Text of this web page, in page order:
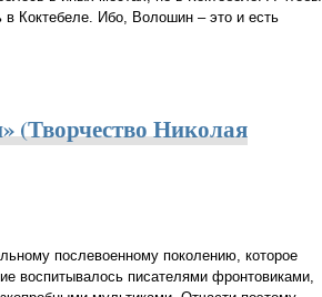
в Коктебеле. Ибо, Волошин – это и есть
(Творчество Николая
послевоенному поколению, которое
воспитывалось писателями фронтовиками,